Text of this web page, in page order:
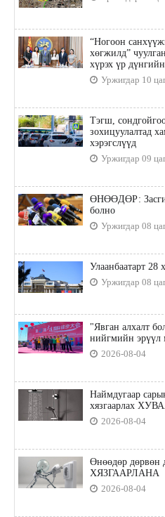
“Ногоон
хөгжилд”
хүрэх үр
Уржигдар 10
Тэгш,
зохицуулалтад
хэрэгслүүд
Уржигдар 09
ӨНӨӨДӨР:
болно
Уржигдар 08
Улаанбаатарт 28
Уржигдар 08
"Явган алхалт
нийгмийн эрүүл
2026-08-04
Наймдугаар
хязгаарлах
2026-08-04
Өнөөдөр
ХЯЗГААРЛАНА
2026-08-04